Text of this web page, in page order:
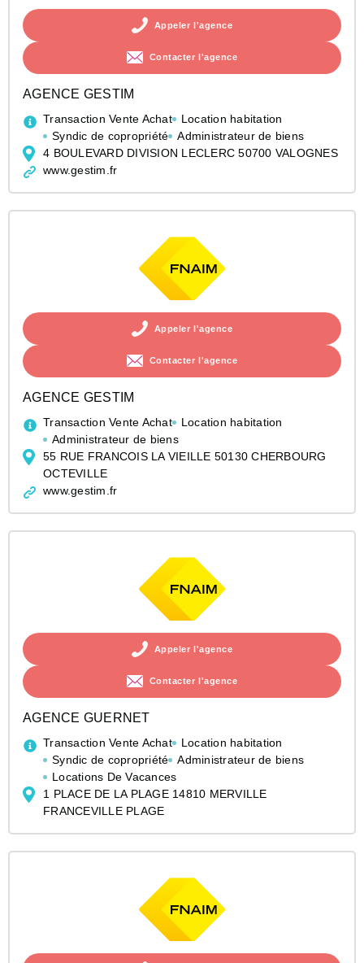
Appeler l'agence
Contacter l'agence
AGENCE GESTIM
Transaction Vente Achat
Location habitation
Syndic de copropriété
Administrateur de biens
4 BOULEVARD DIVISION LECLERC 50700 VALOGNES
www.gestim.fr
Appeler l'agence
Contacter l'agence
AGENCE GESTIM
Transaction Vente Achat
Location habitation
Administrateur de biens
55 RUE FRANCOIS LA VIEILLE 50130 CHERBOURG
OCTEVILLE
www.gestim.fr
Appeler l'agence
Contacter l'agence
AGENCE GUERNET
Transaction Vente Achat
Location habitation
Syndic de copropriété
Administrateur de biens
Locations De Vacances
1 PLACE DE LA PLAGE 14810 MERVILLE
FRANCEVILLE PLAGE